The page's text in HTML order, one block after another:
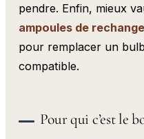
pendre. Enfin, mieux
ampoules de rechange
pour remplacer un
compatible.
Pour qui c’est le